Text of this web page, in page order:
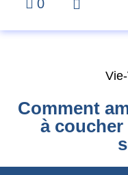
0
Comment
à